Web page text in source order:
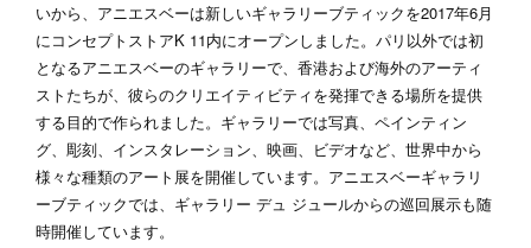
いから、アニエスベーは新しいギャラリーブティックを2017年6月
にコンセプトストアK 11内にオープンしました。パリ以外では初
となるアニエスベーのギャラリーで、香港および海外のアーティ
ストたちが、彼らのクリエイティビティを発揮できる場所を提供
する目的で作られました。ギャラリーでは写真、ペインティン
グ、彫刻、インスタレーション、映画、ビデオなど、世界中から
様々な種類のアート展を開催しています。アニエスベーギャラリ
ーブティックでは、ギャラリー デュ ジュールからの巡回展示も随
時開催しています。